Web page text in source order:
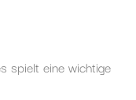
spielt eine wichtige